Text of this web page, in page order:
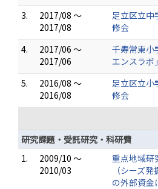
3.
2017/08 ～
2017/08
足立区立中
修会
4.
2017/06 ～
2017/06
千寿常東小
エンスラボ
5.
2016/08 ～
2016/08
足立区立小
修会
研究課題・受託研究・科研費
1.
2009/10 ～
2010/03
重点地域研
（シーズ
の外部資金